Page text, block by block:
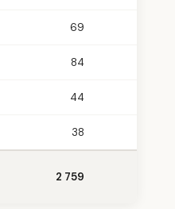
69
84
44
38
2 759